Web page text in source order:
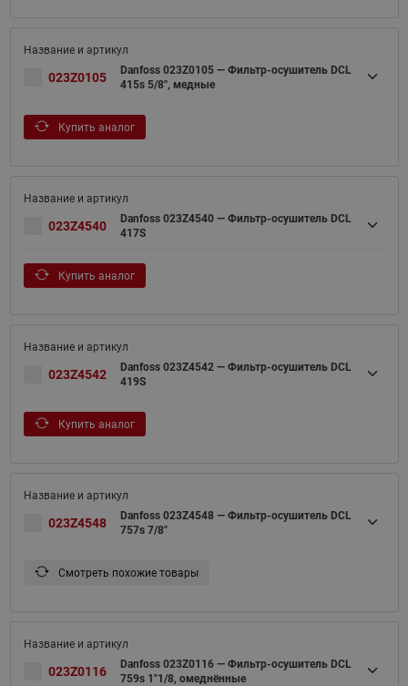
023Z0105
Danfoss 023Z0105 — Фильтр-осушитель DCL
415s 5/8", медные
Купить аналог
023Z4540
Danfoss 023Z4540 — Фильтр-осушитель DCL
417S
Купить аналог
023Z4542
Danfoss 023Z4542 — Фильтр-осушитель DCL
419S
Купить аналог
023Z4548
Danfoss 023Z4548 — Фильтр-осушитель DCL
757s 7/8"
Смотреть похожие товары
023Z0116
Danfoss 023Z0116 — Фильтр-осушитель DCL
759s 1"1/8, омеднённые